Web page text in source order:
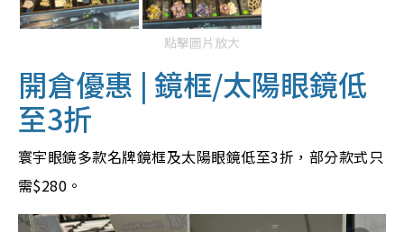
點擊圖片放大
開倉優惠 | 鏡框/太陽眼鏡低
至3折
寰宇眼鏡多款名牌鏡框及太陽眼鏡低至3折，部分款式只
需$280。